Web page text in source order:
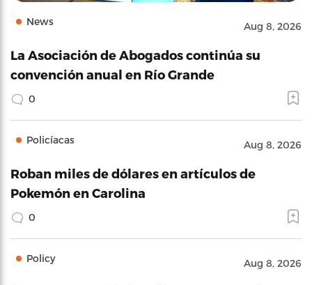
News Aug 8, 2026
La Asociación de Abogados continúa su
convención anual en Río Grande
0
Policíacas Aug 8, 2026
Roban miles de dólares en artículos de
Pokemón en Carolina
0
Policy Aug 8, 2026